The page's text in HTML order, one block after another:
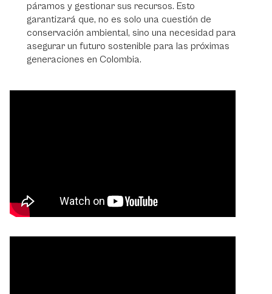
páramos y gestionar sus recursos. Esto
garantizará que, no es solo una cuestión de
conservación ambiental, sino una necesidad para
asegurar un futuro sostenible para las próximas
generaciones en Colombia.